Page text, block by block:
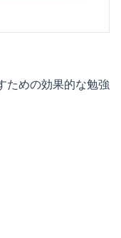
ための効果的な勉強